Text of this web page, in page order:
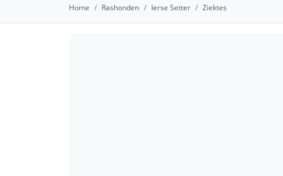
Home Rashonden Ierse Setter Ziektes